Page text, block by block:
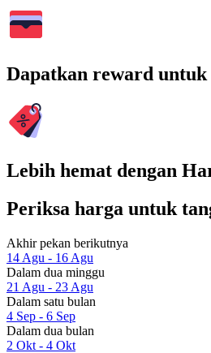
Dapatkan reward
Lebih hemat dengan
Periksa harga untuk
Akhir pekan berikutnya
14 Agu - 16 Agu
Dalam dua minggu
21 Agu - 23 Agu
Dalam satu bulan
4 Sep - 6 Sep
Dalam dua bulan
2 Okt - 4 Okt